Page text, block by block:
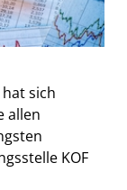
sich
allen
KOF